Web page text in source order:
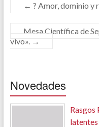
← ? Amor, dominio y
Mesa Científica de
vivo». →
Novedades
Rasgos
latentes